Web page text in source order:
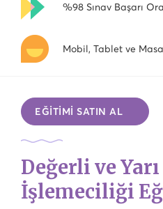
%98 Sınav Başarı
Mobil, Tablet ve
EĞİTİMİ SATIN AL
Değerli ve
İşlemeciliği